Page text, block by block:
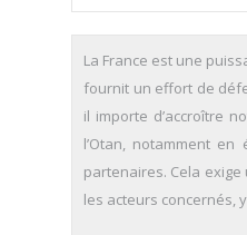
La France est une
fournit un effort de
il importe d’accroître
l’Otan, notamment
partenaires. Cela
les acteurs concernés,